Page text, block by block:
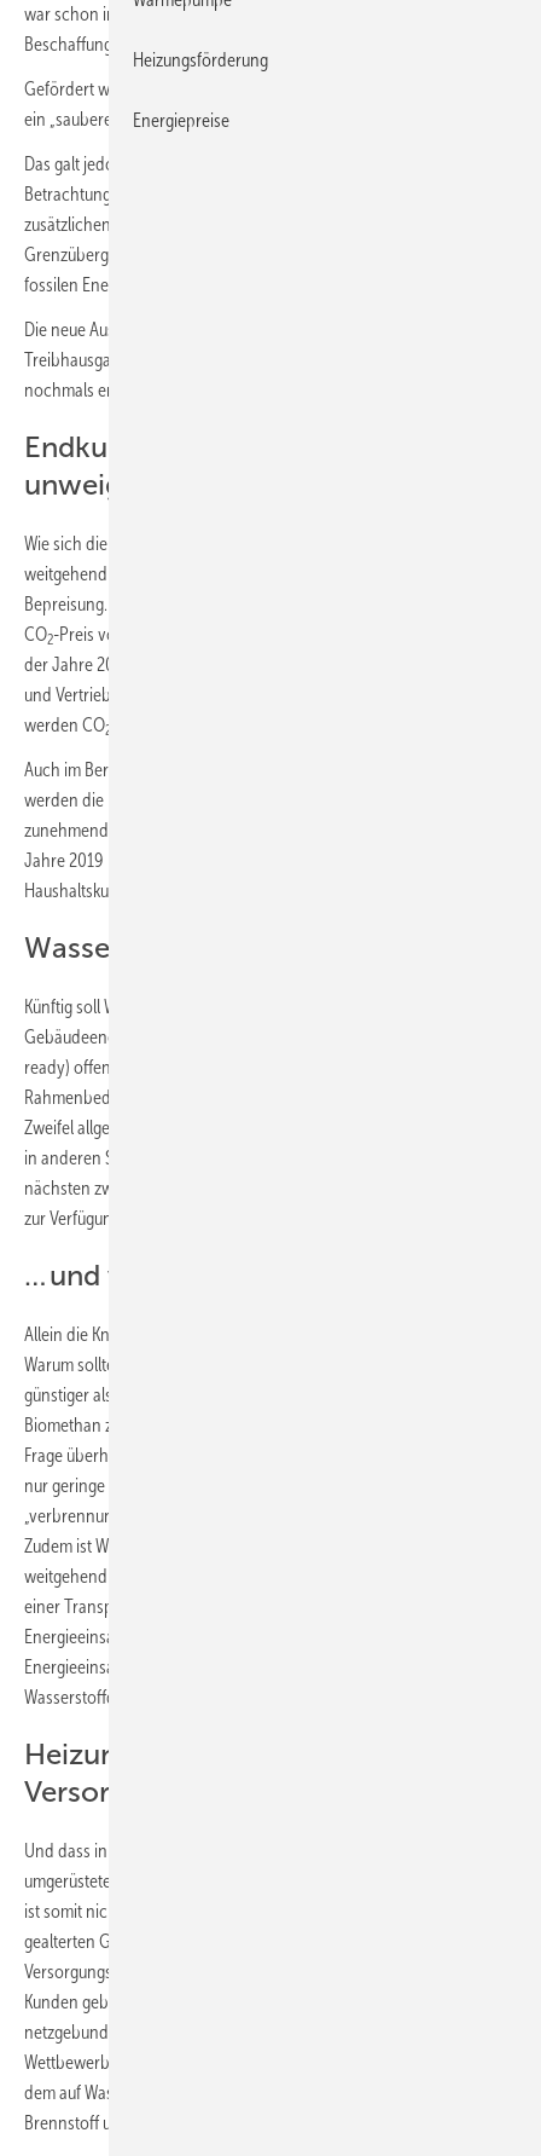
war schon immer eine Wette auf langfristig niedrige
Beschaffungspreise und niedrige Kosten für die Verteilung.
Gefördert wurde die Entwicklung durch die Erzählung, dass Erdgas
ein „sauberer“ Energieträger ist.
Das galt jedoch bestenfalls bei einer isolierten nationalen
Betrachtung, die aufgrund der geringen Inlandsförderung die
zusätzlichen Treibhausgasimmissionen vom Bohrloch bis zum
Grenzübergang unterschlägt und auch nur im Vergleich zu anderen
fossilen Energieträgern.
Die neue Ausrichtung auf einen hohen LNG-Anteil hat den
Treibhausgas-Rucksack von hierzulande eingesetztem Erdgas
nochmals erhöht.
Endkundenpreis für Erdgas wird
unweigerlich steigen
Wie sich die Beschaffungspreise in der Zukunft entwickeln, ist
weitgehend offen. Klar ist aber die preiserhöhende Wirkung der CO
Bepreisung. Inklusive 19 % MwSt. liegt der Preisaufschlag bei einem
CO2-Preis von 100 Euro/t bei 2,16 Ct/kWh
der Jahre 2019 bis 2021 lag der Anteil am Erdgaspreis für Beschaffung
und Vertrieb für Haushaltskunden bei 3,63 Ct/kWh
werden CO2
Auch im Bereich „Netzentgelte, Messung und Messstellenbetrieb“
werden die Kosten steigen, da der Gasverbrauch sinkt und
zunehmend Kunden aus der Gasversorgung aussteigen. Im Mittel der
Jahre 2019 bis 2021 lag der Anteil am Erdgaspreis für
Haushaltskunden bei 1,99 Ct/kWh
Wasserstoff: Knapp …
Künftig soll Wasserstoff Erdgas ersetzen und über das
Gebäudeenergiegesetz auch die Tür für Wasserstoff-Heizungen (H2-
ready) offengehalten werden. Punktuell können sie aufgrund lokaler
Rahmenbedingungen durchaus sinnvoll sein. Allerdings sind die
Zweifel allgemein groß, dass aufgrund der zu priorisierenden Nutzung
in anderen Sektoren im Niedertemperaturwärmemarkt in den
nächsten zwei Jahrzehnten Wasserstoff für eine breite Anwendung
zur Verfügung steht.
… und voraussichtlich lange teu(r)er
Allein die Knappheit wird also einen Einfluss auf den Preis haben.
Warum sollte ein Wasserstofflieferant seine Ware bei hoher Nachfrage
günstiger als das Vergleichsprodukt anbieten (dies trifft auch auf
Biomethan zu)? Allerdings dürfte es noch länger dauern, bis sich diese
Frage überhaupt stellt, auch wenn bei Wasserstoff keine (grün) oder
nur geringe (blau, sofern die Betrachtung über
„verbrennungsbezogen“ hinaus erweitert wird) CO
Zudem ist Wasserstoff nur „sauber“, wenn in der gesamten Kette
weitgehend keine Treibhausgasemissionen freigesetzt werden. In
einer Transportkette mit Schiffen ist jedoch der erhebliche
Energieeinsatz kostensteigernd, insbesondere wenn der
Energieeinsatz für den Transport ebenfalls mir grünen Kraftstoff (z.B.
Wasserstoffderivate) erfolgt.
Heizung im H2-ready-
Versorgunsgebiet kein „Glückslos“
Und dass in einem Wasserstoffnetz oder einem auf Wasserstoff
umgerüsteten Gasnetz die Netzentgelte sinken, ist nicht plausibel. Es
ist somit nicht anzunehmen, dass die geografische Lage einer schon
gealterten Gas-Heizung in einem GEG-konformen H2-ready-
Versorgungsgebiet ein „Glückslos“ ist. In solchen Gebieten wird es
Kunden geben, deren Geschäftstätigkeit am Standort nur mit einer
netzgebundenen Wasserstoffversorgung fortzuführen ist. Für deren
Wettbewerbsfähigkeit wird es ein eher nahes Zeitfenster geben, in
dem auf Wasserstoff und damit auf einen voraussichtlich teureren
Brennstoff umgestellt werden muss.
Heizungsförderung
Energiepreise